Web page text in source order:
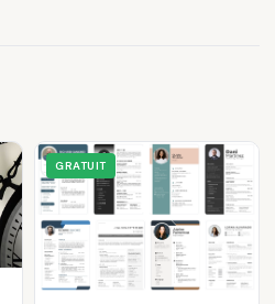
GRATUIT